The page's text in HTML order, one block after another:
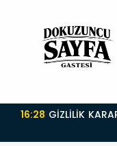
16:28